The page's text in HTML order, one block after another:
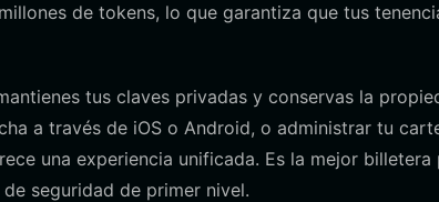
de tokens, lo que garantiza que tus
tus claves privadas y conservas la
a través de iOS o Android, o administrar tu
una experiencia unificada. Es la mejor billetera
seguridad de primer nivel.